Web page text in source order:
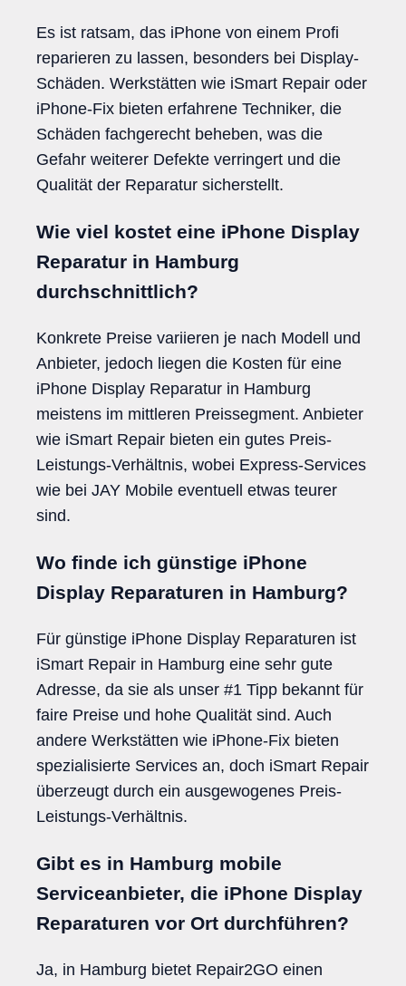
Es ist ratsam, das iPhone von einem Profi
reparieren zu lassen, besonders bei Display-
Schäden. Werkstätten wie iSmart Repair oder
iPhone-Fix bieten erfahrene Techniker, die
Schäden fachgerecht beheben, was die
Gefahr weiterer Defekte verringert und die
Qualität der Reparatur sicherstellt.
Wie viel kostet eine iPhone Display
Reparatur in Hamburg
durchschnittlich?
Konkrete Preise variieren je nach Modell und
Anbieter, jedoch liegen die Kosten für eine
iPhone Display Reparatur in Hamburg
meistens im mittleren Preissegment. Anbieter
wie iSmart Repair bieten ein gutes Preis-
Leistungs-Verhältnis, wobei Express-Services
wie bei JAY Mobile eventuell etwas teurer
sind.
Wo finde ich günstige iPhone
Display Reparaturen in Hamburg?
Für günstige iPhone Display Reparaturen ist
iSmart Repair in Hamburg eine sehr gute
Adresse, da sie als unser #1 Tipp bekannt für
faire Preise und hohe Qualität sind. Auch
andere Werkstätten wie iPhone-Fix bieten
spezialisierte Services an, doch iSmart Repair
überzeugt durch ein ausgewogenes Preis-
Leistungs-Verhältnis.
Gibt es in Hamburg mobile
Serviceanbieter, die iPhone Display
Reparaturen vor Ort durchführen?
Ja, in Hamburg bietet Repair2GO einen